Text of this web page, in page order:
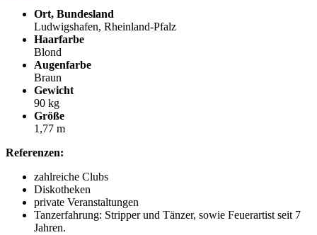
Ort, Bundesland
Ludwigshafen, Rheinland-Pfalz
Haarfarbe
Blond
Augenfarbe
Braun
Gewicht
90 kg
Größe
1,77 m
Referenzen:
zahlreiche Clubs
Diskotheken
private Veranstaltungen
Tanzerfahrung: Stripper und Tänzer, sowie Feuerartist seit 7
Jahren.